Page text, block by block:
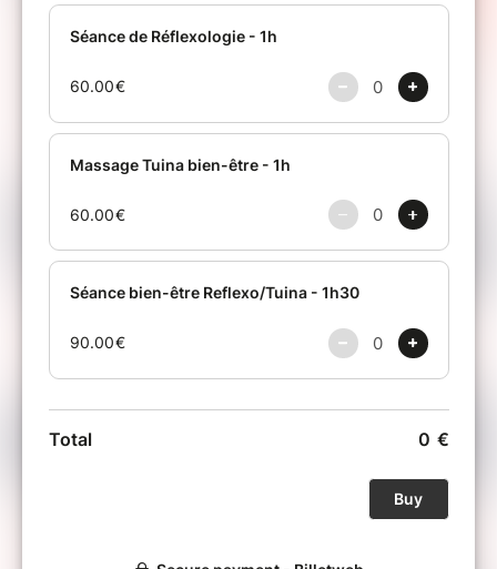
énergétique du corps issu de la Médecine
Traditionnelle Chinoise
Détente, lâcher-prise et rééquilibrage
corps/esprit au programme !